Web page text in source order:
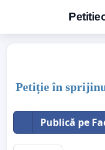
Petiție în
Publică pe